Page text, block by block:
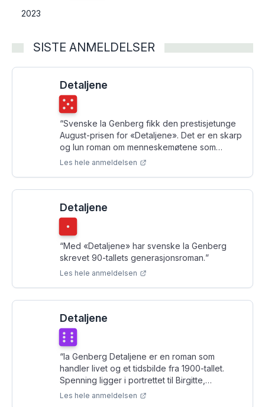
2023
SISTE ANMELDELSER
Detaljene
Terningkast
“Svenske Ia Genberg fikk den prestisjetunge
August-prisen for «Detaljene». Det er en skarp
og lun roman om menneskemøtene som
former jeget.”
Les hele anmeldelsen
Detaljene
Terningkast
“Med «Detaljene» har svenske Ia Genberg
skrevet 90-tallets generasjonsroman.”
Les hele anmeldelsen
Detaljene
Terningkast
“Ia Genberg Detaljene er en roman som
handler livet og et tidsbilde fra 1900-tallet.
Spenning ligger i portrettet til Birgitte,
fortellerens mor, Johanna og Niki som alle kan
Les hele anmeldelsen